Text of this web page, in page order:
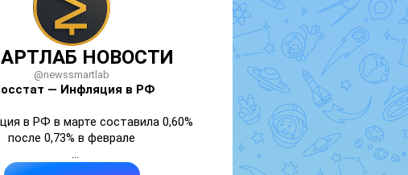
НОВОСТИ
@newssmartlab
— Инфляция в РФ
в РФ в марте составила 0,60%
после 0,73% в феврале
инфляция в РФ в марте